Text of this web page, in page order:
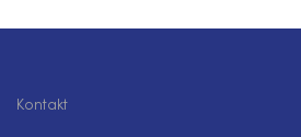
Kontakt